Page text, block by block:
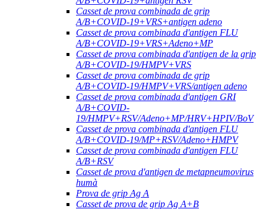
Casset de prova combinada de grip
A/B+COVID-19+VRS+antigen adeno
Casset de prova combinada d'antigen FLU
A/B+COVID-19+VRS+Adeno+MP
Casset de prova combinada d'antigen de la grip
A/B+COVID-19/HMPV+VRS
Casset de prova combinada de grip
A/B+COVID-19/HMPV+VRS/antigen adeno
Casset de prova combinada d'antigen GRI
A/B+COVID-
19/HMPV+RSV/Adeno+MP/HRV+HPIV/BoV
Casset de prova combinada d'antigen FLU
A/B+COVID-19/MP+RSV/Adeno+HMPV
Casset de prova combinada d'antigen FLU
A/B+RSV
Casset de prova d'antigen de metapneumovirus
humà
Prova de grip Ag A
Casset de prova de grip Ag A+B